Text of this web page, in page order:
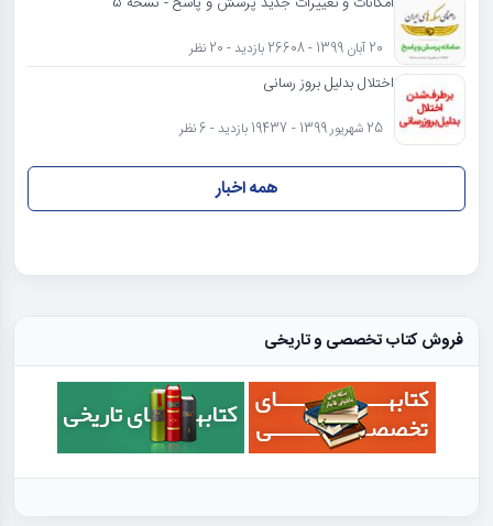
20 آبان 1399 - 26608 بازدید - 20 نظر
اختلال بدلیل بروز رسانی
25 شهریور 1399 - 19437 بازدید - 6 نظر
همه اخبار
فروش کتاب تخصصی و تاریخی